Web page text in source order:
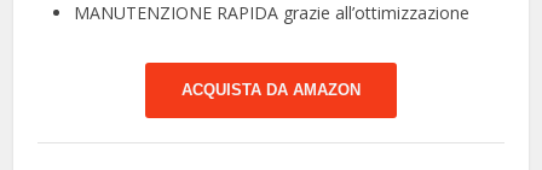
MANUTENZIONE RAPIDA grazie all’ottimizzazione
ACQUISTA DA AMAZON